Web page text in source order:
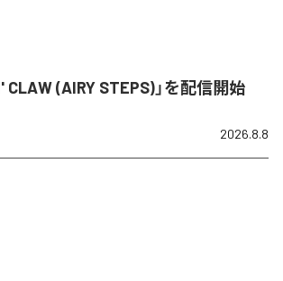
CLAW (AIRY STEPS)」を配信開始
2026.8.8